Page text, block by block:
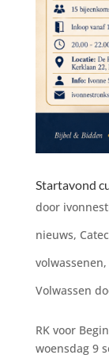
Startavond
door
nieuws,
volwassenen,
Volwassen
RK voor
woensdag 9